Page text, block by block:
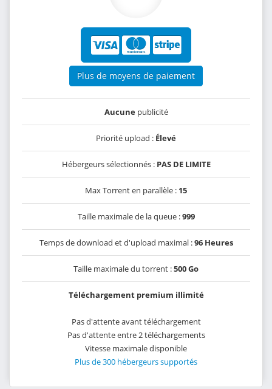
Plus de moyens de paiement
Aucunepublicité
Priorité upload : Élevé
Hébergeurs sélectionnés : PAS DE LIMITE
Max Torrent en parallèle : 15
Taille maximale de la queue :999
Temps de download et d'upload maximal :96 Heures
Taille maximale du torrent :500 Go
Téléchargement premium illimité
Pas d'attente avant téléchargement
Pas d'attente entre 2 téléchargements
Vitesse maximale disponible
Plus de 300 hébergeurs supportés